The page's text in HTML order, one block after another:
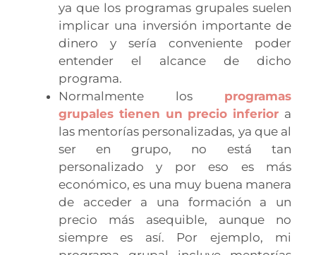
ya que los programas grupales suelen
implicar una inversión importante de
dinero y sería conveniente poder
entender el alcance de dicho
programa.
Normalmente los programas
grupales tienen un precio inferior a
las mentorías personalizadas, ya que al
ser en grupo, no está tan
personalizado y por eso es más
económico, es una muy buena manera
de acceder a una formación a un
precio más asequible, aunque no
siempre es así. Por ejemplo, mi